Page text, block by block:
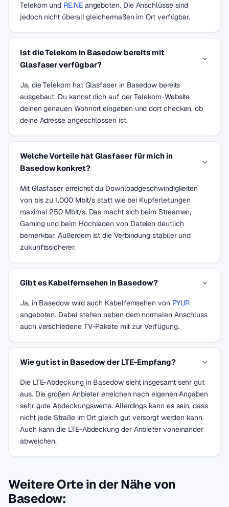
Telekom und RE.NEangeboten. Die Anschlüsse sind
jedoch nicht überall gleichermaßen im Ort verfügbar.
Ist die Telekom in Basedow bereits mit
Glasfaser verfügbar?
Ja, die Telekom hat Glasfaser in Basedow bereits
ausgebaut. Du kannst dich auf der Telekom-Website
deinen genauen Wohnort eingeben und dort checken, ob
deine Adresse angeschlossen ist.
Welche Vorteile hat Glasfaser für mich in
Basedow konkret?
Mit Glasfaser erreichst du Downloadgeschwindigkeiten
von bis zu 1.000 Mbit/s statt wie bei Kupferleitungen
maximal 250 Mbit/s. Das macht sich beim Streamen,
Gaming und beim Hochladen von Dateien deutlich
bemerkbar. Außerdem ist die Verbindung stabiler und
zukunftssicherer.
Gibt es Kabelfernsehen in Basedow?
Ja, in Basedow wird auch Kabelfernsehen von PYUR
angeboten. Dabei stehen neben dem normalen Anschluss
auch verschiedene TV-Pakete mit zur Verfügung.
Wie gut ist in Basedow der LTE-Empfang?
Die LTE-Abdeckung in Basedow sieht insgesamt sehr gut
aus. Die großen Anbieter erreichen nach eigenen Angaben
sehr gute Abdeckungswerte. Allerdings kann es sein, dass
nicht jede Straße im Ort gleich gut versorgt werden kann.
Auch kann die LTE-Abdeckung der Anbieter voneinander
abweichen.
Weitere Orte in der Nähe von
Basedow: